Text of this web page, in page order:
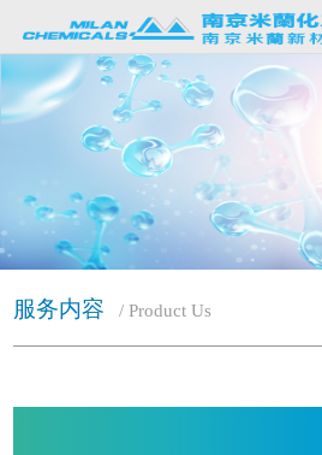
站
关
们
内
容
户
案
新
闻
讯
联
我
服务内容 / Product Us